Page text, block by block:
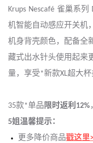
Krups Nescafé 雀巢系列
机智能自动感应开关机
机身背壳颜色，配备全
藏式出水针头使用起来
量，享受*新款XL超大杯
35款*单品 限时返利12%
5姐温馨提示：
更多降价商品戳这里